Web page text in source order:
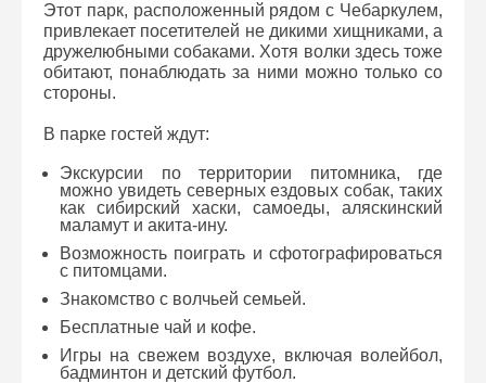
Этот парк, расположенный рядом с Чебаркулем,
привлекает посетителей не дикими хищниками, а
дружелюбными собаками. Хотя волки здесь тоже
обитают, понаблюдать за ними можно только со
стороны.
В парке гостей ждут:
Экскурсии по территории питомника, где
можно увидеть северных ездовых собак, таких
как сибирский хаски, самоеды, аляскинский
маламут и акита-ину.
Возможность поиграть и сфотографироваться
с питомцами.
Знакомство с волчьей семьей.
Бесплатные чай и кофе.
Игры на свежем воздухе, включая волейбол,
бадминтон и детский футбол.